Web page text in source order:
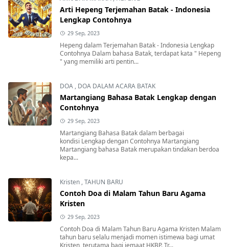
Arti Hepeng Terjemahan Batak - Indonesia
Lengkap Contohnya
29 Sep, 2023
Hepeng dalam Terjemahan Batak - Indonesia Lengkap
Contohnya Dalam bahasa Batak, terdapat kata " Hepeng
" yang memiliki arti pentin...
DOA , DOA DALAM ACARA BATAK
Martangiang Bahasa Batak Lengkap dengan
Contohnya
29 Sep, 2023
Martangiang Bahasa Batak dalam berbagai
kondisi Lengkap dengan Contohnya Martangiang
Martangiang bahasa Batak merupakan tindakan berdoa
kepa...
Kristen ,TAHUN BARU
Contoh Doa di Malam Tahun Baru Agama
Kristen
29 Sep, 2023
Contoh Doa di Malam Tahun Baru Agama Kristen Malam
tahun baru selalu menjadi momen istimewa bagi umat
Kristen, terutama bagi jemaat HKBP. Tr...